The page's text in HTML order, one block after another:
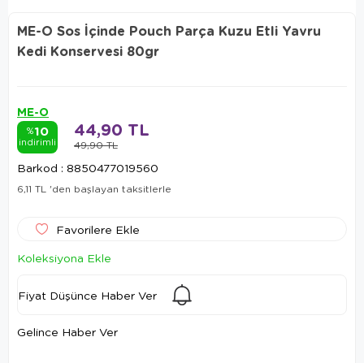
ME-O Sos İçinde Pouch Parça Kuzu Etli Yavru
Kedi Konservesi 80gr
ME-O
%10
indirimli 49,90 TL
44,90 TL
Barkod : 8850477019560
6,11 TL 'den başlayan taksitlerle
Favorilere Ekle
Koleksiyona Ekle
Fiyat Düşünce Haber Ver
Gelince Haber Ver